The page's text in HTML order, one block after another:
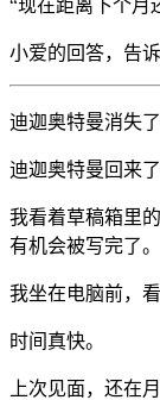
“现在距离下个月
小爱的回答，告
迪迦奥特曼消失了
迪迦奥特曼回来了
我看着草稿箱里
有机会被写完了。
我坐在电脑前，
时间真快。
上次见面，还在月